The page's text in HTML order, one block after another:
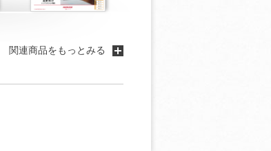
関連商品をもっとみる